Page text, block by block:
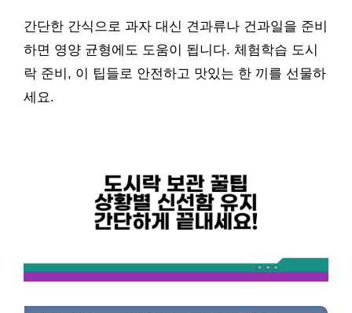
간단한 간식으로 과자 대신 견과류나 건과일을 준비
하면 영양 균형에도 도움이 됩니다. 체험학습 도시
락 준비, 이 팁들로 안전하고 맛있는 한 끼를 선물하
세요.